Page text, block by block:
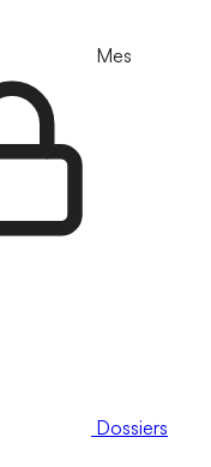
Mes
Dossiers